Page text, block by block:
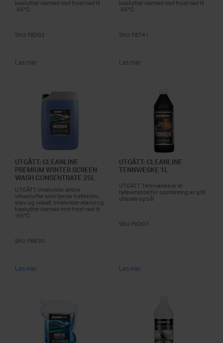
beskytter dermed mot frost ned til
-65°C.
SKU: FB302
Les mer
beskytter dermed mot frost ned til
-65°C.
SKU: FB741
Les mer
UTGÅTT: CLEANLINE
PREMIUM WINTER SCREEN
WASH CONSENTRATE 25L
UTGÅTT. Inneholder aktive
virkestoffer som fjerner trafikkfilm,
støv og veisalt. Inneholder etanol og
beskytter dermed mot frost ned til
-65°C.
SKU: FB630
Les mer
UTGÅTT: CLEANLINE
TENNVÆSKE 1L
UTGÅTT. Tennvæske er et
hjelpemiddel for opptenning av grill,
utepeis og bål
SKU: FK307
Les mer